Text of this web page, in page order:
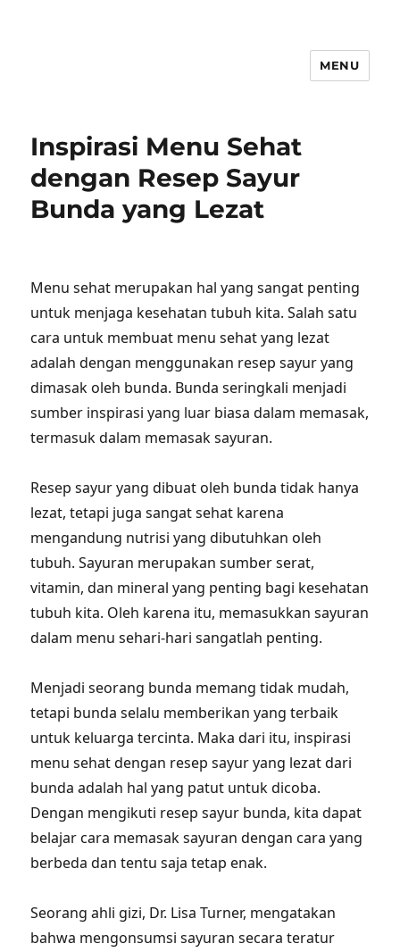
MENU
Inspirasi Menu Sehat
dengan Resep Sayur
Bunda yang Lezat
Menu sehat merupakan hal yang sangat penting
untuk menjaga kesehatan tubuh kita. Salah satu
cara untuk membuat menu sehat yang lezat
adalah dengan menggunakan resep sayur yang
dimasak oleh bunda. Bunda seringkali menjadi
sumber inspirasi yang luar biasa dalam memasak,
termasuk dalam memasak sayuran.
Resep sayur yang dibuat oleh bunda tidak hanya
lezat, tetapi juga sangat sehat karena
mengandung nutrisi yang dibutuhkan oleh
tubuh. Sayuran merupakan sumber serat,
vitamin, dan mineral yang penting bagi kesehatan
tubuh kita. Oleh karena itu, memasukkan sayuran
dalam menu sehari-hari sangatlah penting.
Menjadi seorang bunda memang tidak mudah,
tetapi bunda selalu memberikan yang terbaik
untuk keluarga tercinta. Maka dari itu, inspirasi
menu sehat dengan resep sayur yang lezat dari
bunda adalah hal yang patut untuk dicoba.
Dengan mengikuti resep sayur bunda, kita dapat
belajar cara memasak sayuran dengan cara yang
berbeda dan tentu saja tetap enak.
Seorang ahli gizi, Dr. Lisa Turner, mengatakan
bahwa mengonsumsi sayuran secara teratur